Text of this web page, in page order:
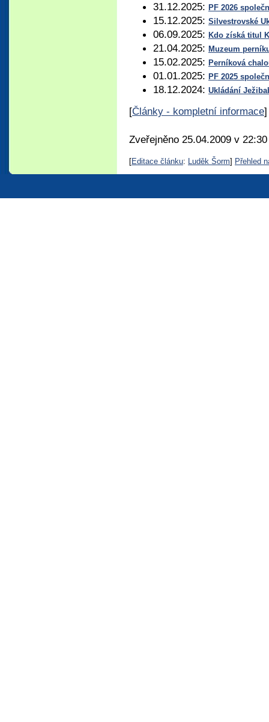
31.12.2025: PF 2026
15.12.2025: Silvestrovské
06.09.2025: Kdo získá titul
21.04.2025: Muzeum
15.02.2025: Perníková
01.01.2025: PF 2025
18.12.2024: Ukládání
[Články - kompletní informace]
Zveřejněno 25.04.2009 v
[Editace článku: Luděk Šorm] Přehled